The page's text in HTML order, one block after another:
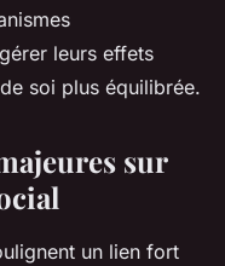
leurs effets
soi plus équilibrée.
sur
un lien fort